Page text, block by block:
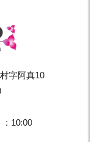
字阿真10
10:00